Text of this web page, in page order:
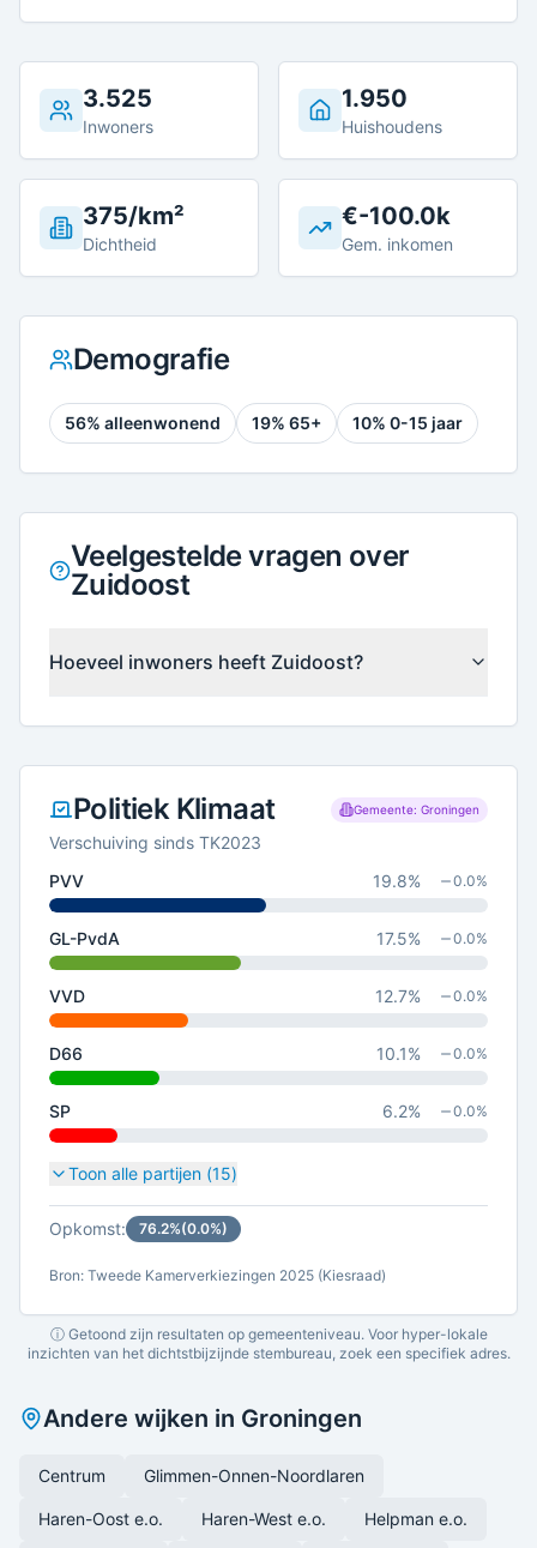
3.525
Inwoners
1.950
Huishoudens
375/km²
Dichtheid
€-100.0k
Gem. inkomen
Demografie
56% alleenwonend 19% 65+ 10% 0-15 jaar
Veelgestelde vragen over
Zuidoost
Hoeveel inwoners heeft Zuidoost?
Politiek Klimaat Gemeente: Groningen
Verschuiving sinds TK2023
PVV
19.8% 0.0%
GL-PvdA 17.5% 0.0%
VVD 12.7% 0.0%
D66 10.1% 0.0%
SP 6.2% 0.0%
Toon alle partijen (15)
Opkomst: 76.2%(0.0%)
Bron: Tweede Kamerverkiezingen 2025 (Kiesraad)
ⓘ Getoond zijn resultaten op gemeenteniveau. Voor hyper-lokale
inzichten van het dichtstbijzijnde stembureau, zoek een specifiek adres.
Andere wijken in Groningen
Centrum Glimmen-Onnen-Noordlaren
Haren-Oost e.o. Haren-West e.o. Helpman e.o.